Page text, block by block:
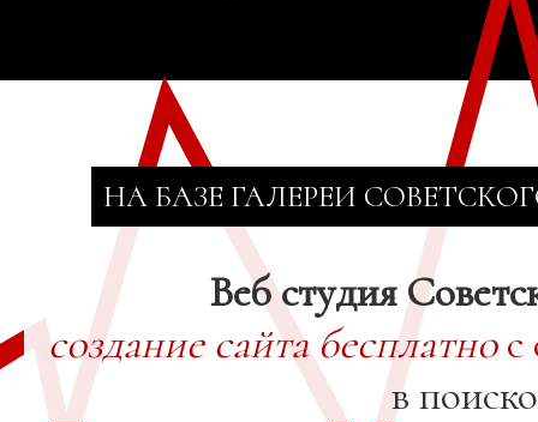
НА БАЗЕ ГАЛЕРЕИ
Веб студия
создание сайта бесплатнос
в